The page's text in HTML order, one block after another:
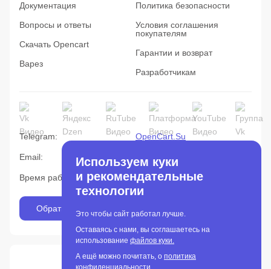
Документация
Вопросы и ответы
Скачать Opencart
Варез
Политика безопасности
Условия соглашения
покупателям
Гарантии и возврат
Разработчикам
Telegram: OpenCart.Su
Email:
Время работы c 10:00 до 19:00
Обратная связь
OpenCart MarketPlace
Используем куки
и рекомендательные
технологии
Это чтобы сайт работал лучше.
Оставаясь с нами, вы соглашаетесь на
использование файлов куки.
А ещё можно почитать, о политика
конфиденциальности.